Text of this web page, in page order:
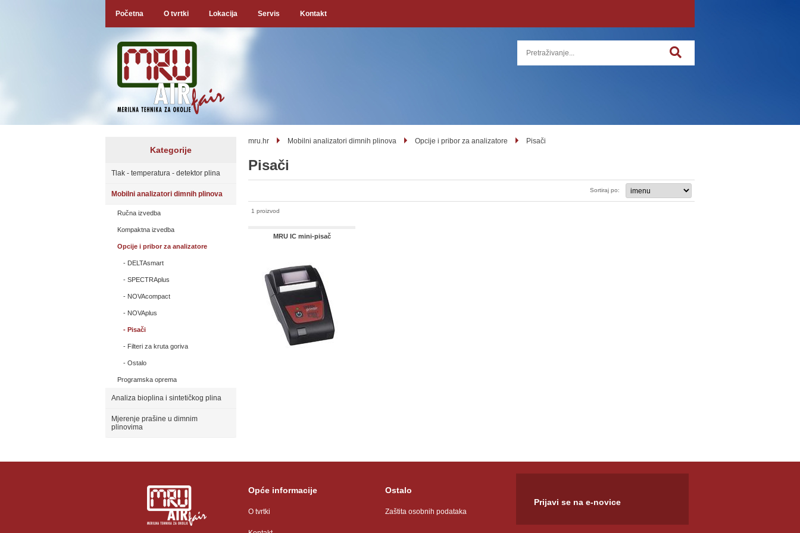
Početna O tvrtki Lokacija Servis Kontakt
Kategorije
Tlak - temperatura - detektor plina
Mobilni analizatori dimnih plinova
Ručna izvedba
Kompaktna izvedba
Opcije i pribor za analizatore
DELTAsmart
SPECTRAplus
NOVAcompact
NOVAplus
Pisači
Filteri za kruta goriva
Ostalo
Programska oprema
Analiza bioplina i sintetičkog plina
Mjerenje prašine u dimnim
plinovima
mru.hr Mobilni analizatori dimnih plinova Opcije i pribor za analizatore Pisači
Pisači
Sortiraj po:
1 proizvod
MRU IC mini-pisač
Opće informacije
O tvrtki
Ostalo
Zaštita osobnih podataka
Prijavi se na e-novice